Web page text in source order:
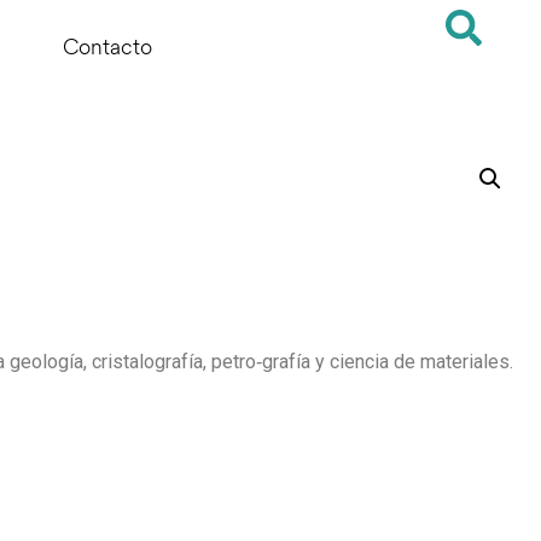
Contacto
cristalografía, petro‑grafía y ciencia de materiales.